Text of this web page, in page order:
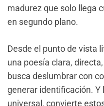
madurez que solo llega
en segundo plano.
Desde el punto de vista
una poesía clara,
busca deslumbrar con
generar identificación. Y
universal, convierte